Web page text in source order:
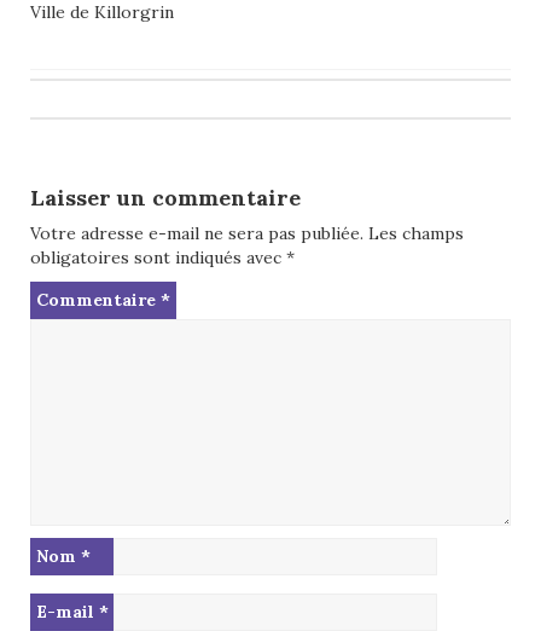
Ville de Killorgrin
navigation
Laisser un commentaire
Votre adresse e-mail ne sera pas publiée. Les champs
obligatoires sont indiqués avec *
Commentaire *
Nom *
E-mail *